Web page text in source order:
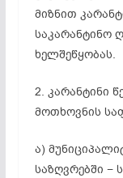
მიზნით
საკარანტინო
ხელშეწყობას.
2. კარანტინი
მოთხოვნის
ა)
საზღვრებში −